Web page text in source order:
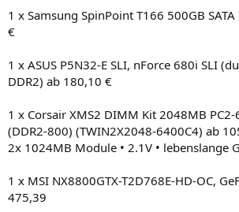
1 x Samsung SpinPoint T166 500GB
€
1 x ASUS P5N32-E SLI, nForce 680i SLI
DDR2) ab 180,10 €
1 x Corsair XMS2 DIMM Kit 2048MB
(DDR2-800) (TWIN2X2048-6400C4) ab
2x 1024MB Module • 2.1V • lebenslange
1 x MSI NX8800GTX-T2D768E-HD-OC,
475,39